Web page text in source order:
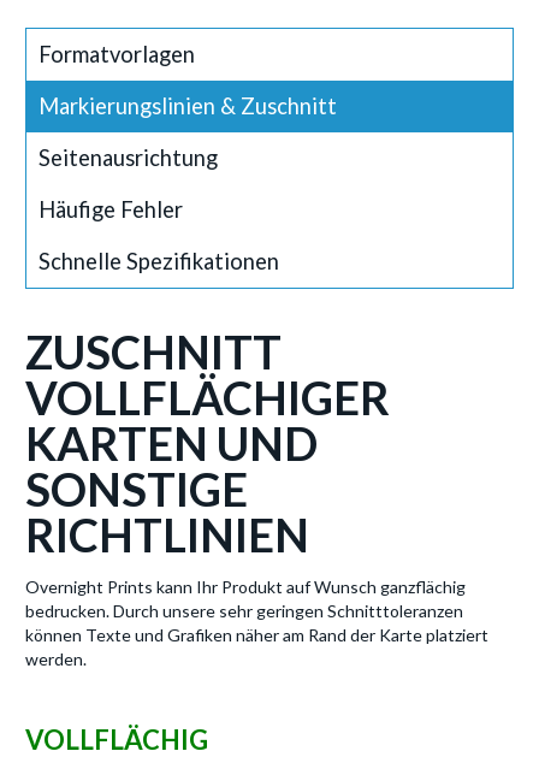
Formatvorlagen
Markierungslinien & Zuschnitt
Seitenausrichtung
Häufige Fehler
Schnelle Spezifikationen
ZUSCHNITT
VOLLFLÄCHIGER
KARTEN UND
SONSTIGE
RICHTLINIEN
Overnight Prints kann Ihr Produkt auf Wunsch ganzflächig
bedrucken. Durch unsere sehr geringen Schnitttoleranzen
können Texte und Grafiken näher am Rand der Karte platziert
werden.
VOLLFLÄCHIG